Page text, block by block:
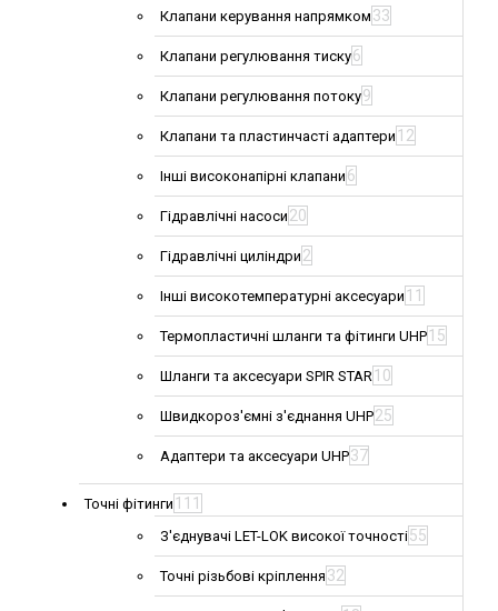
Клапани керування напрямком 33
Клапани регулювання тиску6
Клапани регулювання потоку9
Клапани та пластинчасті адаптери 12
Інші високонапірні клапани 6
Гідравлічні насоси 20
Гідравлічні циліндри 2
Інші високотемпературні аксесуари 11
Термопластичні шланги та фітинги UHP 15
Шланги та аксесуари SPIR STAR 10
Швидкороз'ємні з'єднання UHP25
Адаптери та аксесуари UHP37
Точні фітинги 111
З'єднувачі LET-LOK високої точності55
Точні різьбові кріплення 32